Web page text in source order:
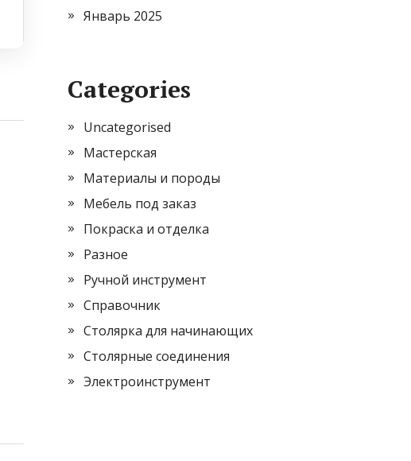
Январь 2025
Categories
Uncategorised
Мастерская
Материалы и породы
Мебель под заказ
Покраска и отделка
Разное
Ручной инструмент
Справочник
Столярка для начинающих
Столярные соединения
Электроинструмент